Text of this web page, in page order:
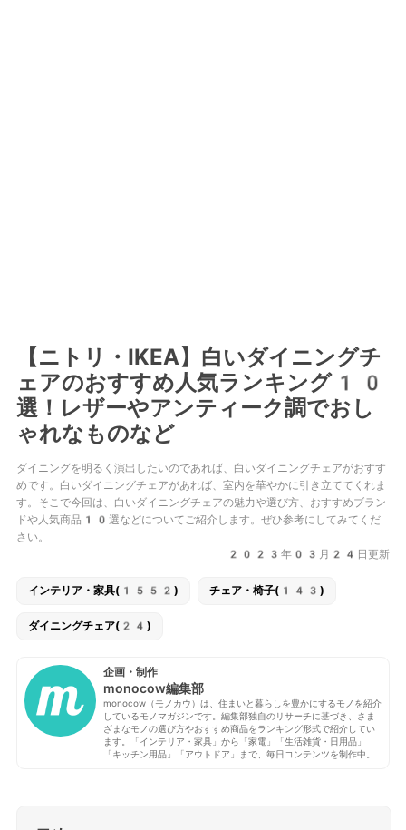
【ニトリ・IKEA】白いダイニングチ
ェアのおすすめ人気ランキング10
選！レザーやアンティーク調でおし
ゃれなものなど
ダイニングを明るく演出したいのであれば、白いダイニングチェアがおすす
めです。白いダイニングチェアがあれば、室内を華やかに引き立ててくれま
す。そこで今回は、白いダイニングチェアの魅力や選び方、おすすめブラン
ドや人気商品10選などについてご紹介します。ぜひ参考にしてみてくだ
さい。
2023年03月24日更新
インテリア・家具(1552) チェア・椅子(143)
ダイニングチェア(24)
企画・制作
monocow編集部
monocow（モノカウ）は、住まいと暮らしを豊かにするモノを紹介
しているモノマガジンです。編集部独自のリサーチに基づき、さま
ざまなモノの選び方やおすすめ商品をランキング形式で紹介してい
ます。「インテリア・家具」から「家電」「生活雑貨・日用品」
「キッチン用品」「アウトドア」まで、毎日コンテンツを制作中。